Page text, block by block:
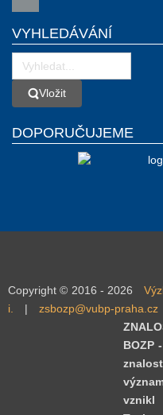
VYHLEDÁVÁNÍ
VložitVložit
DOPORUČUJEME
Copyright © 2016 - 2026
i.
|
zsbozp@vubp-praha.cz
BOZP